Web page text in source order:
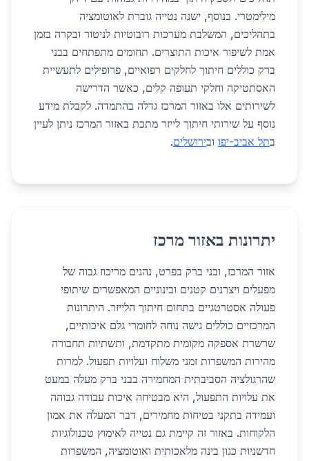
מילימטרי. בנוסף, ישנה נטייה גוברת לאוטומציה
בתהליכים, המשלבת מערכות רובוטיות לניטור ובקרה בזמן
אמת לשיפור איכות התוצרים. תחומים מתפתחים בבני
ברק כוללים חיתוך לחלקים רפואיים, פרופילים לתעשיית
האסתטיקה וחלקי תעופה קלים, כאשר הדרישה
לשירותים אלו באזור המרכז גדלה בהתמדה. לקבלת מידע
נוסף על שירותי חיתוך לייזר מתכת באזור המרכז ניתן לעיין
בתל אביב-יפו ובירושלים.
יתרונות באזור מרכז
אזור המרכז, ובני ברק בפרט, נהנים מריכוז גבוה של
מפעלים ויצרנים קטנים ובינוניים המאפשרים שיתופי
פעולה אסטרטגיים בתחום חיתוך הלייזר. היתרונות
המרכזיים כוללים גישה נוחה לחומרי גלם איכותיים,
שרשרת אספקה מקומית מתקדמת, ותשתיות תחבורה
מהירות המשפרות זמני משלוח ועלויות תפעול. למרות
שהרגולציה הסביבתית המחמירה בבני ברק מעלה במעט
את עלויות התפעול, היא מבטיחה איכות עבודה גבוהה
ועמידה בתקני בטיחות מחמירים, דבר המעלה את אמון
הלקוחות. באזור זה קיימת גם נטייה לאימוץ טכנולוגיות
חדשניות כגון בינה מלאכותית ואוטומציה, המשפרות